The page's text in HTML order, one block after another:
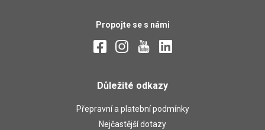
Propojte se s námi
Důležité odkazy
Přepravní a platební podmínky
Nejčastější dotazy